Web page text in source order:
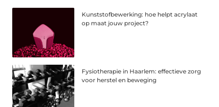
Kunststofbewerking: hoe helpt acrylaat
op maat jouw project?
Fysiotherapie in Haarlem: effectieve zorg
voor herstel en beweging